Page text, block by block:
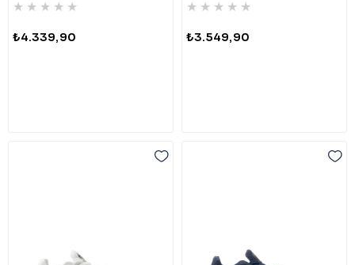
★ ★ ★ ★ ★
₺4.339,90
★ ★ ★ ★ ★
₺3.549,90